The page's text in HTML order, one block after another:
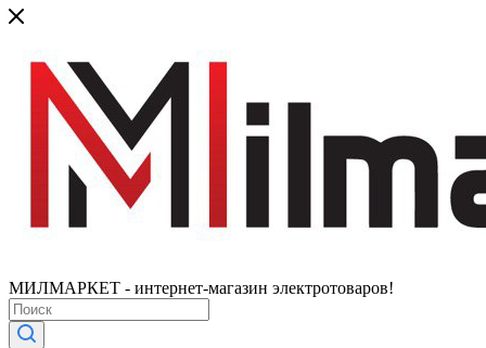
МИЛМАРКЕТ - интернет-магазин электротоваров!